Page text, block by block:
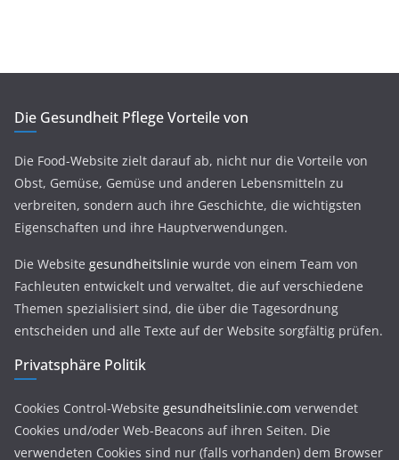
Die Gesundheit Pflege Vorteile von
Die Food-Website zielt darauf ab, nicht nur die Vorteile von
Obst, Gemüse, Gemüse und anderen Lebensmitteln zu
verbreiten, sondern auch ihre Geschichte, die wichtigsten
Eigenschaften und ihre Hauptverwendungen.
Die Website gesundheitslinie wurde von einem Team von
Fachleuten entwickelt und verwaltet, die auf verschiedene
Themen spezialisiert sind, die über die Tagesordnung
entscheiden und alle Texte auf der Website sorgfältig prüfen.
Privatsphäre Politik
Cookies Control-Website gesundheitslinie.com verwendet
Cookies und/oder Web-Beacons auf ihren Seiten. Die
verwendeten Cookies sind nur (falls vorhanden) dem Browser